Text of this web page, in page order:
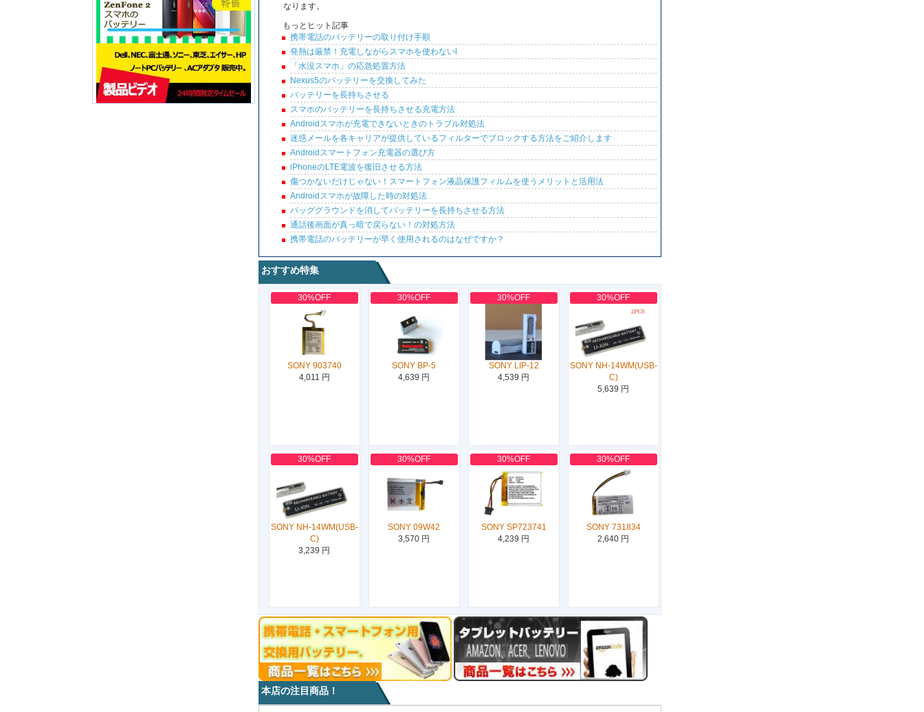
なります。
もっとヒット記事
携帯電話のバッテリーの取り付け手順
発熱は厳禁！充電しながらスマホを使わないl
「水没スマホ」の応急処置方法
Nexus5のバッテリーを交換してみた
バッテリーを長持ちさせる
スマホのバッテリーを長持ちさせる充電方法
Androidスマホが充電できないときのトラブル対処法
迷惑メールを各キャリアが提供しているフィルターでブロックする方法をご紹介します
Androidスマートフォン充電器の選び方
iPhoneのLTE電波を復旧させる方法
傷つかないだけじゃない！スマートフォン液晶保護フィルムを使うメリットと活用法
Androidスマホが故障した時の対処法
バッググラウンドを消してバッテリーを長持ちさせる方法
通話後画面が真っ暗で戻らない！の対処方法
携帯電話のバッテリーが早く使用されるのはなぜですか？
おすすめ特集
30%OFF
SONY 903740
4,011 円
30%OFF
SONY BP-5
4,639 円
30%OFF
SONY LIP-12
4,539 円
30%OFF
SONY NH-14WM(USB-
C)
5,639 円
30%OFF
SONY NH-14WM(USB-
C)
3,239 円
30%OFF
SONY 09W42
3,570 円
30%OFF
SONY SP723741
4,239 円
30%OFF
SONY 731834
2,640 円
本店の注目商品！